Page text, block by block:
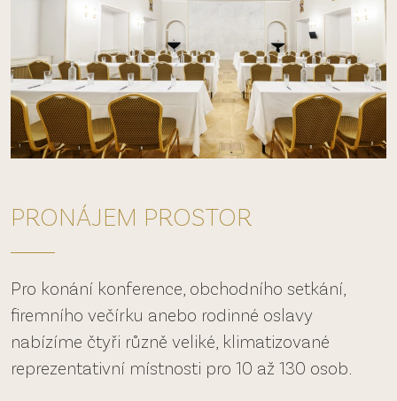
PRONÁJEM PROSTOR
Pro konání konference, obchodního setkání,
firemního večírku anebo rodinné oslavy
nabízíme čtyři různě veliké, klimatizované
reprezentativní místnosti pro 10 až 130 osob.